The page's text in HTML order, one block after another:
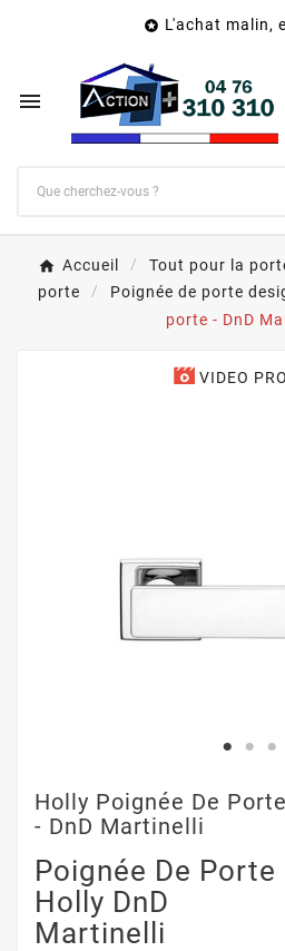
 L'achat malin,

Accueil Tout pour la
porte
Poignée de porte
porte - DnD
VIDEO
Holly Poignée De Porte
- DnD Martinelli
Poignée De Porte
Holly DnD
Martinelli